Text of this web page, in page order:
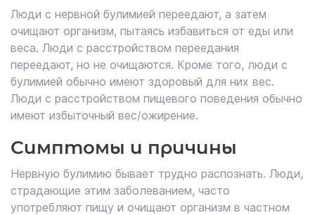
Люди с нервной булимией переедают, а затем
очищают организм, пытаясь избавиться от еды или
веса. Люди с расстройством переедания
переедают, но не очищаются. Кроме того, люди с
булимией обычно имеют здоровый для них вес.
Люди с расстройством пищевого поведения обычно
имеют избыточный вес/ожирение.
Симптомы и причины
Нервную булимию бывает трудно распознать. Люди,
страдающие этим заболеванием, часто
употребляют пищу и очищают организм в частном